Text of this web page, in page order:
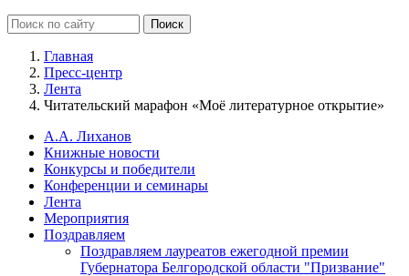
Главная
Пресс-центр
Лента
Читательский марафон «Моё литературное открытие»
А.А. Лиханов
Книжные новости
Конкурсы и победители
Конференции и семинары
Лента
Мероприятия
Поздравляем
Поздравляем лауреатов ежегодной премии
Губернатора Белгородской области "Призвание"